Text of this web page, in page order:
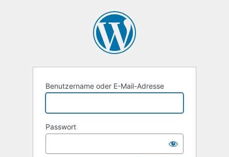
Benutzername oder E-Mail-Adresse
Passwort